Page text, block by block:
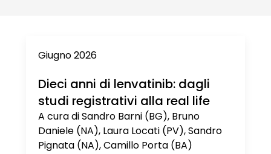
Giugno 2026
Dieci anni di lenvatinib: dagli
studi registrativi alla real life
A cura di Sandro Barni (BG), Bruno
Daniele (NA), Laura Locati (PV), Sandro
Pignata (NA), Camillo Porta (BA)